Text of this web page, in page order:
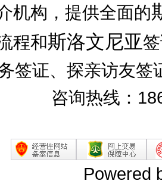
机构，提供全面的
程和斯洛文尼亚
签证、探亲访友签
咨询热线：
Powered